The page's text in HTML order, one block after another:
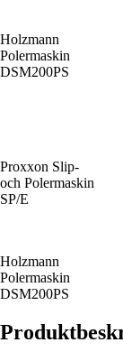
Holzmann
Polermaskin
DSM200PS
Proxxon Slip-
och Polermaskin
SP/E
Holzmann
Polermaskin
DSM200PS